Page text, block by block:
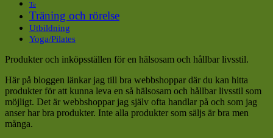
Te
Träning och rörelse
Utbildning
Yoga/Pilates
Produkter och inköpsställen för en hälsosam och hållbar livsstil.
Här på bloggen länkar jag till bra webbshoppar där du kan hitta
produkter för att kunna leva en så hälsosam och hållbar livsstil som
möjligt. Det är webbshoppar jag själv ofta handlar på och som jag
anser har bra produkter. Inte alla produkter som säljs är bra men
många.